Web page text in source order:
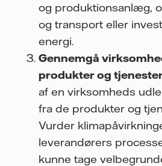
og produktionsanlæg,
og transport eller
energi.
Gennemgå
produkter og
af en virksomheds
fra de produkter og
Vurder
leverandørers
kunne tage